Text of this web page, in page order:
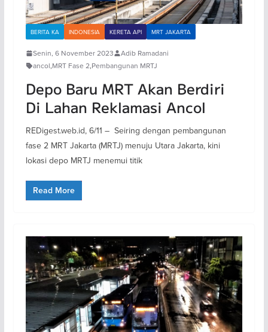
BERITA KA INDONESIA KERETA API MRT JAKARTA
Senin, 6 November 2023
Adib Ramadani
ancol,MRT Fase 2,Pembangunan MRTJ
Depo Baru MRT Akan Berdiri
Di Lahan Reklamasi Ancol
REDigest.web.id, 6/11 – Seiring dengan pembangunan
fase 2 MRT Jakarta (MRTJ) menuju Utara Jakarta, kini
lokasi depo MRTJ menemui titik
Read More